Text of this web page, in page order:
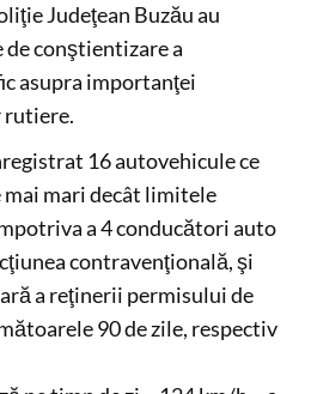
Judeţean Buzău au
conştientizare a
asupra importanţei
rutiere.
16 autovehicule ce
mai mari decât limitele
a 4 conducători auto
contravenţională, şi
a reţinerii permisului de
90 de zile, respectiv